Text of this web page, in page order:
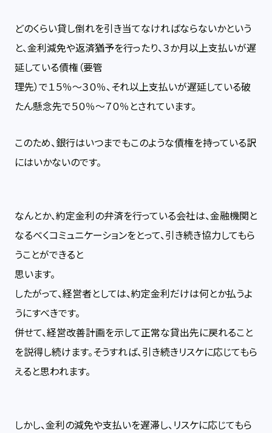
どのくらい貸し倒れを引き当てなければならないかという
と、金利減免や返済猶予を行ったり、３か月以上支払いが遅
延している債権（要管
理先）で１５％～３０％、それ以上支払いが遅延している破
たん懸念先で５０％～７０％とされています。
このため、銀行はいつまでもこのような債権を持っている訳
にはいかないのです。
なんとか、約定金利の弁済を行っている会社は、金融機関と
なるべくコミュニケーションをとって、引き続き協力してもら
うことができると
思います。
したがって、経営者としては、約定金利だけは何とか払うよ
うにすべきです。
併せて、経営改善計画を示して正常な貸出先に戻れること
を説得し続けます。そうすれば、引き続きリスケに応じてもら
えると思われます。
しかし、金利の減免や支払いを遅滞し、リスケに応じてもら